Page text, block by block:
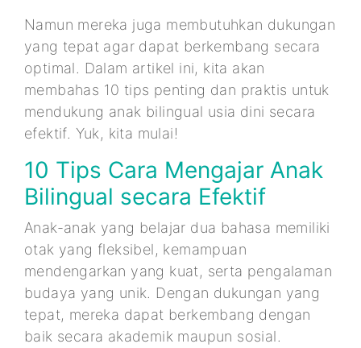
Namun mereka juga membutuhkan dukungan
yang tepat agar dapat berkembang secara
optimal. Dalam artikel ini, kita akan
membahas 10 tips penting dan praktis untuk
mendukung anak bilingual usia dini secara
efektif. Yuk, kita mulai!
10 Tips Cara Mengajar Anak
Bilingual secara Efektif
Anak-anak yang belajar dua bahasa memiliki
otak yang fleksibel, kemampuan
mendengarkan yang kuat, serta pengalaman
budaya yang unik. Dengan dukungan yang
tepat, mereka dapat berkembang dengan
baik secara akademik maupun sosial.